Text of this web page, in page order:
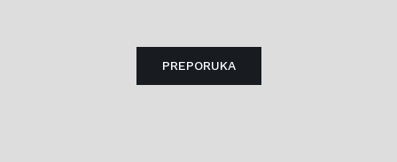
PREPORUKA